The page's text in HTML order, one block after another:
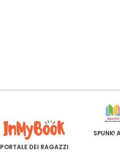
PORTALE DEI RAGAZZI
SPUNK!